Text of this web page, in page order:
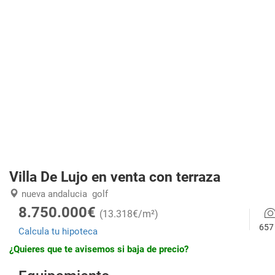
Villa De Lujo en venta con terraza
nueva andalucia golf
8.750.000€ (13.318€/m²)
Calcula tu hipoteca
657
¿Quieres que te avisemos si baja de precio?